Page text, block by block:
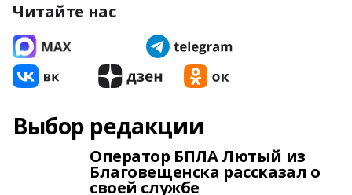
Читайте нас
Выбор редакции
Оператор БПЛА Лютый из
Благовещенска рассказал о
своей службе